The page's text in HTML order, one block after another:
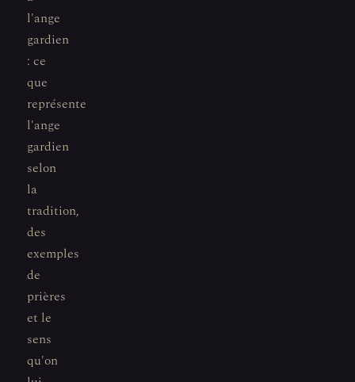
l'ange
gardien
: ce
que
représente
l'ange
gardien
selon
la
tradition,
des
exemples
de
prières
et le
sens
qu'on